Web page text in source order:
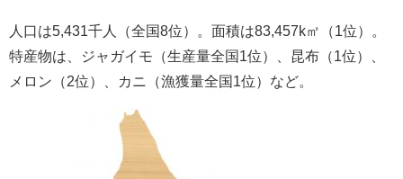
人口は5,431千人（全国8位）。面積は83,457k㎡（1位）。
特産物は、ジャガイモ（生産量全国1位）、昆布（1位）、
メロン（2位）、カニ（漁獲量全国1位）など。